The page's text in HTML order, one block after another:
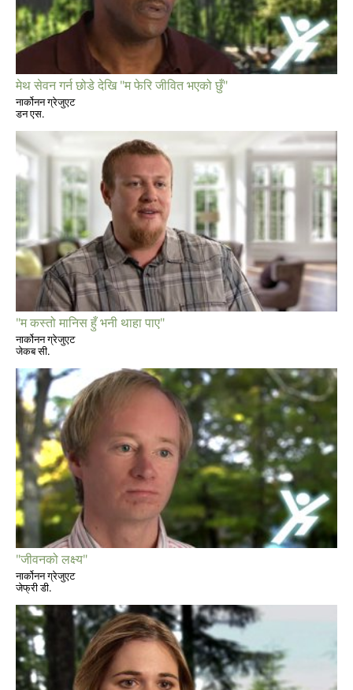
मेथ सेवन गर्न छोडे देखि "म फेरि जीवित भएको छुँ"
नार्कोनन ग्रेजुएट
डन एस.
"म कस्तो मानिस हुँ भनी थाहा पाए"
नार्कोनन ग्रेजुएट
जेकब सी.
"जीवनको लक्ष्य"
नार्कोनन ग्रेजुएट
जेफ्री डी.